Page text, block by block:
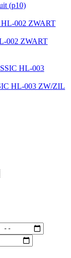
(p10)
002 ZWART
HL-003 ZW/ZIL